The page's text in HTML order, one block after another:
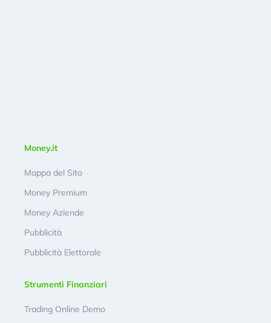
Money.it
Mappa del Sito
Money Premium
Money Aziende
Pubblicità
Pubblicità Elettorale
Strumenti Finanziari
Trading Online Demo